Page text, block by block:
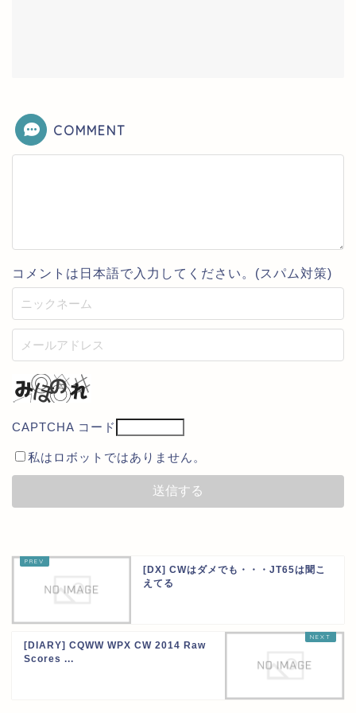
COMMENT
コメントは日本語で入力してください。(スパム対策)
CAPTCHA コード
私はロボットではありません。
[DX] CWはダメでも・・・JT65は聞こ
えてる
[DIARY] CQWW WPX CW 2014 Raw
Scores ...